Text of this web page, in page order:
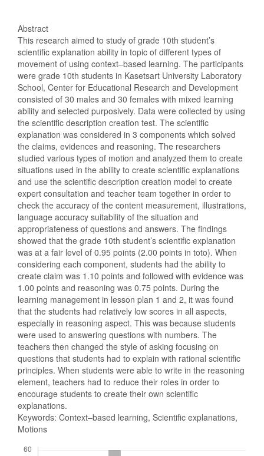
Abstract
This research aimed to study of grade 10th student’s
scientific explanation ability in topic of different types of
movement of using context–based learning. The participants
were grade 10th students in Kasetsart University Laboratory
School, Center for Educational Research and Development
consisted of 30 males and 30 females with mixed learning
ability and selected purposively. Data were collected by using
the scientific description creation test. The scientific
explanation was considered in 3 components which solved
the claims, evidences and reasoning. The researchers
studied various types of motion and analyzed them to create
situations used in the ability to create scientific explanations
and use the scientific description creation model to create
expert consultation and teacher team together in order to
check the accuracy of the content measurement, illustrations,
language accuracy suitability of the situation and
appropriateness of questions and answers. The findings
showed that the grade 10th student’s scientific explanation
was at a fair level of 0.95 points (2.00 points in toto). When
considering each component, students had the ability to
create claim was 1.10 points and followed with evidence was
1.00 points and reasoning was 0.75 points. During the
learning management in lesson plan 1 and 2, it was found
that the students had relatively low scores in all aspects,
especially in reasoning aspect. This was because students
were used to answering questions with numbers. The
teachers then changed the style of asking focusing on
questions that students had to explain with rational scientific
principles. When students were able to write in the reasoning
element, teachers had to reduce their roles in order to
encourage students to create their own scientific
explanations.
Keywords: Context–based learning, Scientific explanations,
Motions